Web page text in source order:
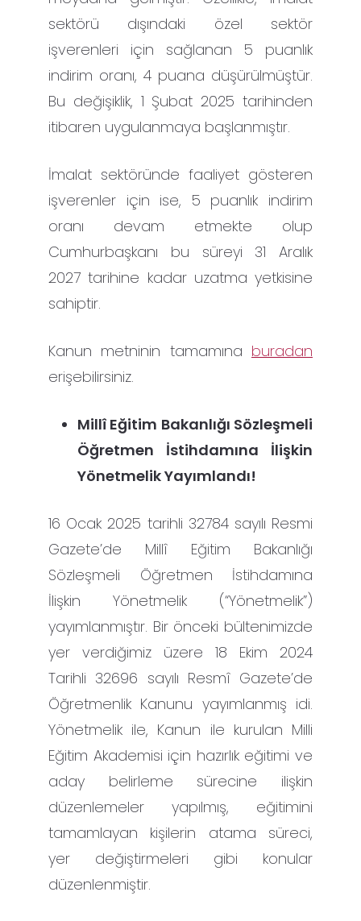
sektörü dışındaki özel sektör
işverenleri için sağlanan 5 puanlık
indirim oranı, 4 puana düşürülmüştür.
Bu değişiklik, 1 Şubat 2025 tarihinden
itibaren uygulanmaya başlanmıştır.
İmalat sektöründe faaliyet gösteren
işverenler için ise, 5 puanlık indirim
oranı devam etmekte olup
Cumhurbaşkanı bu süreyi 31 Aralık
2027 tarihine kadar uzatma yetkisine
sahiptir.
Kanun metninin tamamına buradan
erişebilirsiniz.
Millî Eğitim Bakanlığı Sözleşmeli
Öğretmen İstihdamına İlişkin
Yönetmelik Yayımlandı!
16 Ocak 2025 tarihli 32784 sayılı Resmi
Gazete’de Millî Eğitim Bakanlığı
Sözleşmeli Öğretmen İstihdamına
İlişkin Yönetmelik (“Yönetmelik”)
yayımlanmıştır. Bir önceki bültenimizde
yer verdiğimiz üzere 18 Ekim 2024
Tarihli 32696 sayılı Resmî Gazete’de
Öğretmenlik Kanunu yayımlanmış idi.
Yönetmelik ile, Kanun ile kurulan Milli
Eğitim Akademisi için hazırlık eğitimi ve
aday belirleme sürecine ilişkin
düzenlemeler yapılmış, eğitimini
tamamlayan kişilerin atama süreci,
yer değiştirmeleri gibi konular
düzenlenmiştir.